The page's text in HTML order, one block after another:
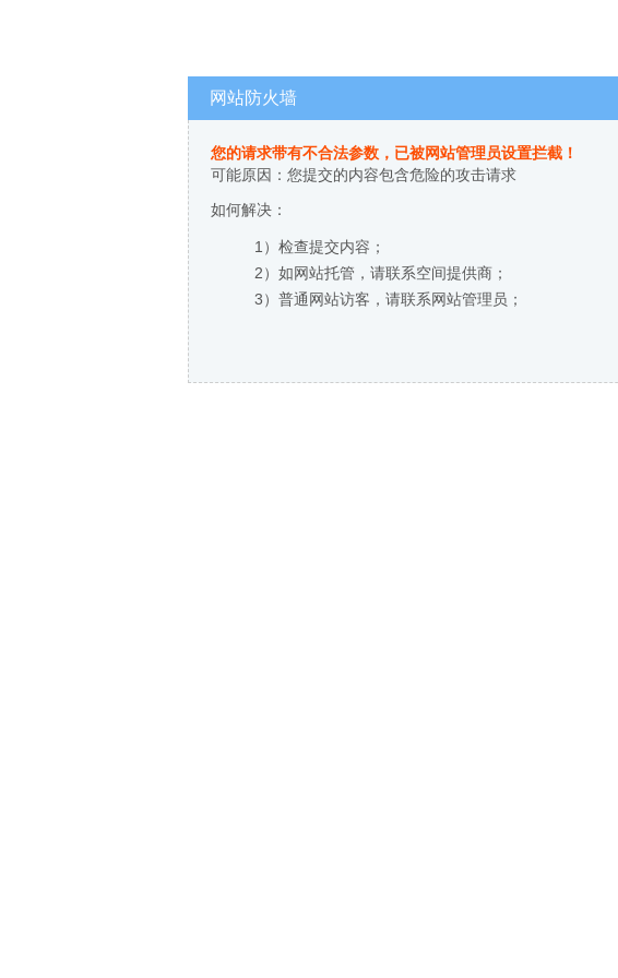
网站防火墙
您的请求带有不合法参数，已被网站管理员设置拦截！
可能原因：您提交的内容包含危险的攻击请求
如何解决：
1）检查提交内容；
2）如网站托管，请联系空间提供商；
3）普通网站访客，请联系网站管理员；